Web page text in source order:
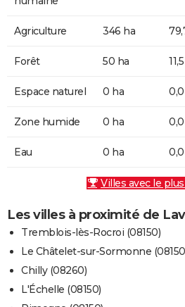
Agriculture 346 ha
Forêt 50 ha
Espace naturel 0 ha
Zone humide 0 ha
Eau 0 ha
Villes avec le
Les villes à proximité de
Tremblois-lès-Rocroi (08150)
Le Châtelet-sur-Sormonne
Chilly (08260)
L'Échelle (08150)